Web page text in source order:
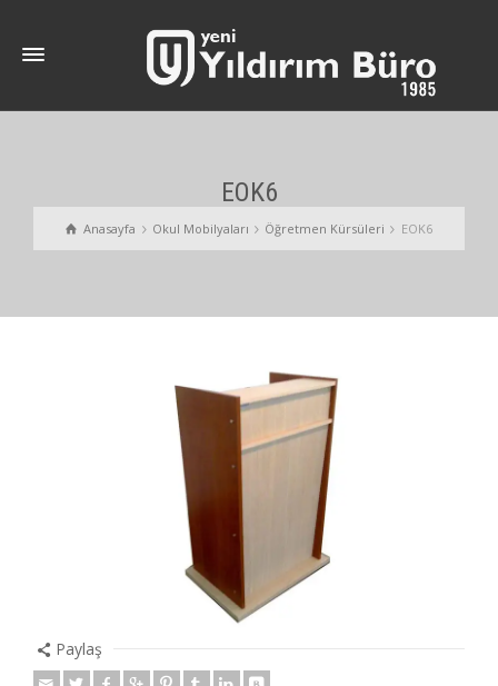
EOK6
Anasayfa Okul Mobilyaları Öğretmen Kürsüleri EOK6
Paylaş